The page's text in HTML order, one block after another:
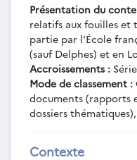
Kirrha, par
(1937-1938).
PHO-
et Krisa
dessins de
PHO-
Présentation du
relatifs aux fouilles et
partie par l'École
(sauf Delphes) et en
Accroissements :
Mode de classement :
documents (rapports
dossiers
Contexte